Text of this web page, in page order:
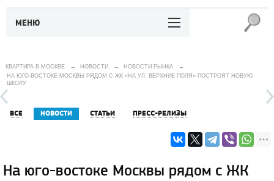
МЕНЮ
КВАРТИРА В МОСКВЕ → НОВОСТИ → НОВОСТИ РЫНКА
→
НА ЮГО-ВОСТОКЕ МОСКВЫ РЯДОМ С ЖК «НА УЛ. ВЕРХНИЕ ПОЛЯ» ПОСТРОЯТ НОВУЮ
ШКОЛУ
ВСЕ НОВОСТИ СТАТЬИ ПРЕСС-РЕЛИЗЫ
На юго-востоке Москвы рядом с ЖК